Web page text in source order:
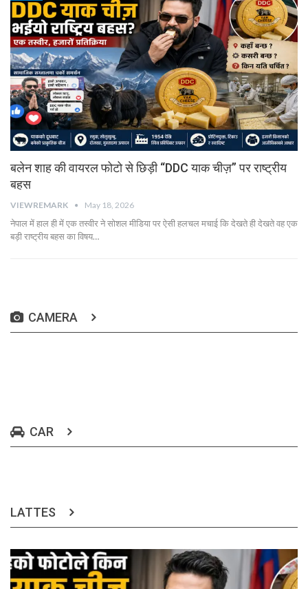
बलेन शाह की वायरल फोटो से छिड़ी “DDC याक चीज़” पर राष्ट्रीय
बहस
VIEWREMARK May 18, 2026
नेपाल में हाल ही में एक तस्वीर ने सोशल मीडिया पर ऐसी हलचल मचाई कि देखते ही देखते वह एक
बड़ी राष्ट्रीय बहस का विषय…
CAMERA
CAR
LATTES